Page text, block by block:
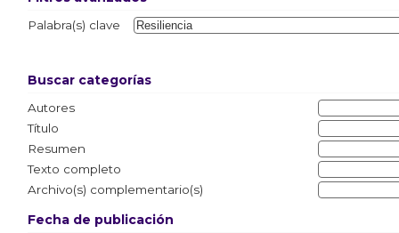
Palabra(s) clave
Buscar categorías
Autores
Título
Resumen
Texto completo
Archivo(s) complementario(s)
Fecha de publicación